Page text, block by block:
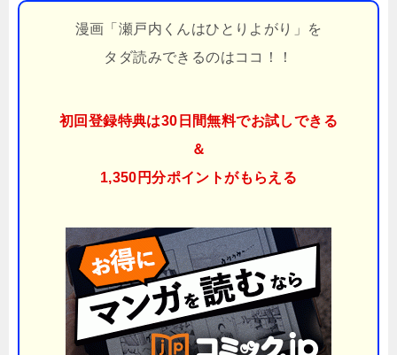
漫画「瀬戸内くんはひとりよがり」を
タダ読みできるのはココ！！
初回登録特典は30日間無料でお試しできる
＆
1,350円分ポイントがもらえる